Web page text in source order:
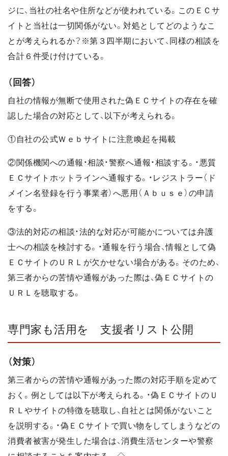
ジに、当社の社名や住所などが使われている。このＥＣサ
イトと当社は一切関係がない。対処としてどのようなこ
とが考えられるか？※第３四半期において、同様の相談を
合計６件受け付けている。
（回答）
自社の情報が無断で使用された偽ＥＣサイトの存在を確
認した場合の対応として、以下が考えられる。
①自社の公式Ｗｅｂサイトに注意喚起を掲載
②関係機関への通報・相談・警察へ通報・相談する。・悪質
ＥＣサイトホットラインへ通報する。・レジストラー（ド
メイン名登録を行う事業者）へ悪用（Ａｂｕｓｅ）の申請
をする。
③法的対応の相談・法的な対応が可能かについては弁護
士への相談を検討する。・通報を行う場合、情報として偽
ＥＣサイトのＵＲＬが欠かせない場合がある。そのため、
第三者からの苦情や通報があった際は、偽ＥＣサイトの
ＵＲＬを聴取する。
専門家も活用を 支援者リスト公開
（対策）
第三者からの苦情や通報があった際の対応手順を定めて
おく。例としては以下が考えられる。・偽ＥＣサイトのＵ
ＲＬやサイトの特徴を聴取し、自社とは関係がないこと
を説明する。・偽ＥＣサイトで買い物をしてしまうなどの
消費者被害が発生した場合は、消費生活センターや警察